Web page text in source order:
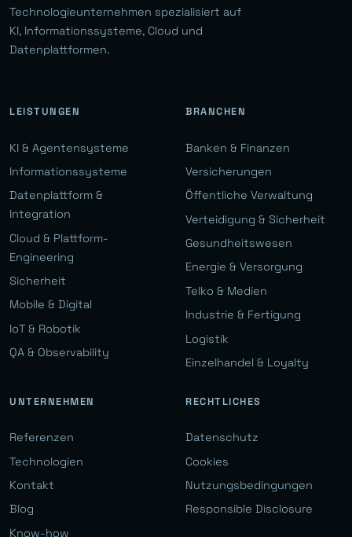
Technologieunternehmen spezialisiert auf
KI, Informationssysteme, Cloud und
Datenplattformen.
LEISTUNGEN
KI & Agentensysteme
Informationssysteme
Datenplattform &
Integration
Cloud & Plattform-
Engineering
Sicherheit
Mobile & Digital
IoT & Robotik
QA & Observability
BRANCHEN
Banken & Finanzen
Versicherungen
Öffentliche Verwaltung
Verteidigung & Sicherheit
Gesundheitswesen
Energie & Versorgung
Telko & Medien
Industrie & Fertigung
Logistik
Einzelhandel & Loyalty
UNTERNEHMEN
Referenzen
Technologien
Kontakt
Blog
Know-how
RECHTLICHES
Datenschutz
Cookies
Nutzungsbedingungen
Responsible Disclosure